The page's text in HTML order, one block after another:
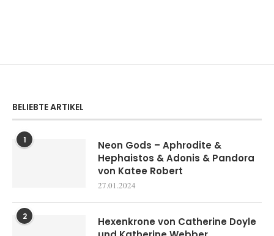
BELIEBTE ARTIKEL
1
Neon Gods – Aphrodite &
Hephaistos & Adonis & Pandora
von Katee Robert
27.01.2024
2
Hexenkrone von Catherine Doyle